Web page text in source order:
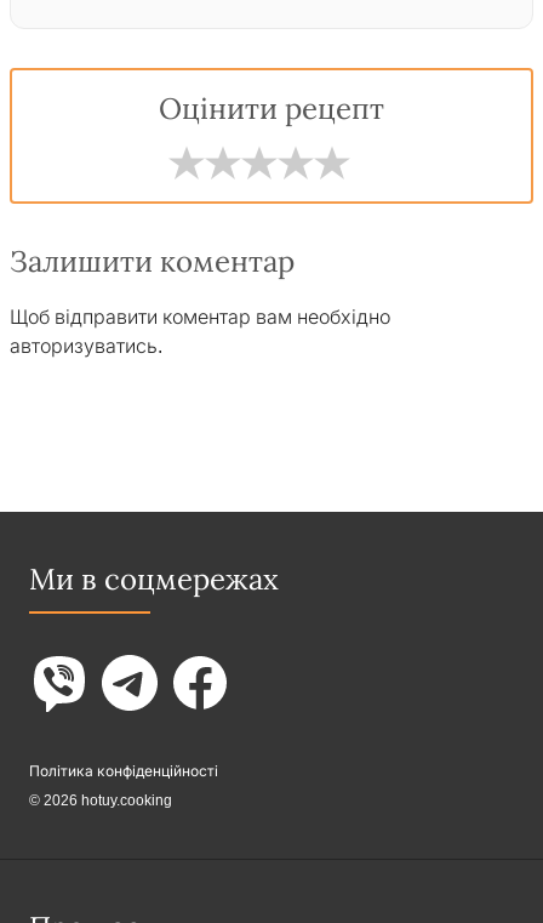
Оцінити рецепт
Залишити коментар
Щоб відправити коментар вам необхідно
авторизуватись.
Ми в соцмережах
Політика конфіденційності
© 2026 hotuy.cooking